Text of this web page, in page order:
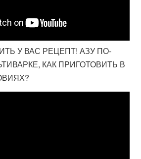
У ВАС РЕЦЕПТ! АЗУ ПО-
КАК ПРИГОТОВИТЬ В